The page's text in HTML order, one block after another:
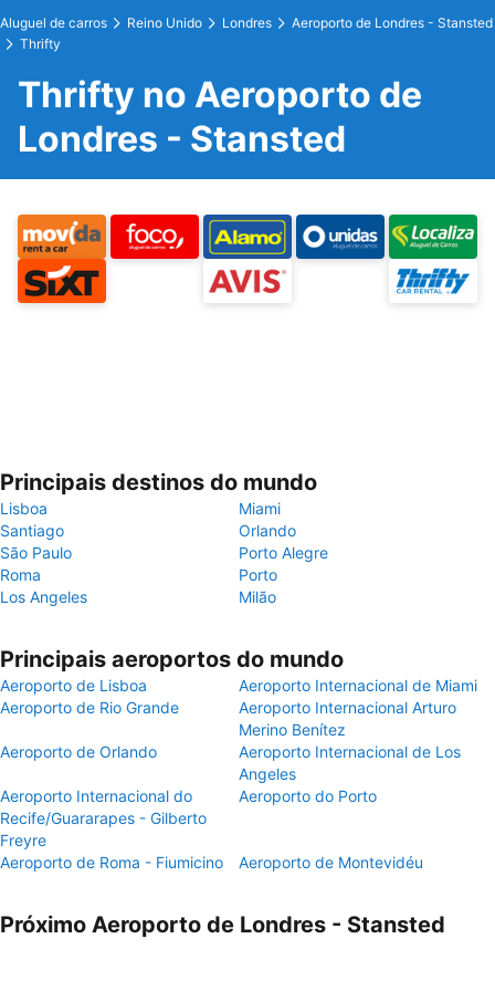
Aluguel de carros Reino Unido Londres
Aeroporto de Londres - Stansted
Thrifty
Thrifty no Aeroporto de
Londres - Stansted
Principais destinos do mundo
Lisboa
Miami
Santiago
Orlando
São Paulo
Porto Alegre
Roma
Porto
Los Angeles
Milão
Principais aeroportos do mundo
Aeroporto de Lisboa
Aeroporto Internacional de Miami
Aeroporto de Rio Grande
Aeroporto Internacional Arturo
Merino Benítez
Aeroporto de Orlando
Aeroporto Internacional de Los
Angeles
Aeroporto Internacional do
Recife/Guararapes - Gilberto
Freyre
Aeroporto do Porto
Aeroporto de Roma - Fiumicino Aeroporto de Montevidéu
Próximo Aeroporto de Londres - Stansted